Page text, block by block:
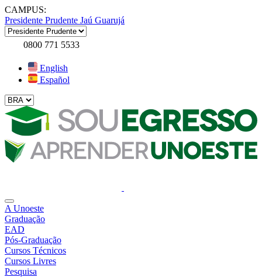
CAMPUS:
Presidente Prudente Jaú Guarujá
0800 771 5533
English
Español
A Unoeste
Graduação
EAD
Pós-Graduação
Cursos Técnicos
Cursos Livres
Pesquisa